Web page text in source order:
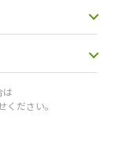
は
ください。